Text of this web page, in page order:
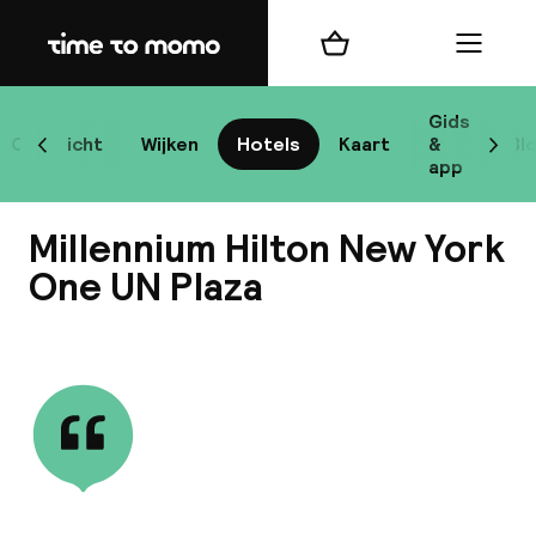
Home
Overzicht Wijken Hotels Kaart
Gids
&
app
Scroll naar links
Winkelmand Menu
Millennium Hilton New York
One UN Plaza